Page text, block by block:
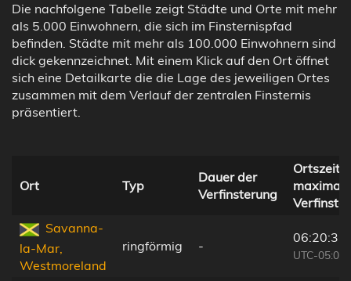
Die nachfolgene Tabelle zeigt Städte und Orte mit mehr
als 5.000 Einwohnern, die sich im Finsternispfad
befinden. Städte mit mehr als 100.000 Einwohnern sind
dick gekennzeichnet. Mit einem Klick auf den Ort öffnet
sich eine Detailkarte die die Lage des jeweiligen Ortes
zusammen mit dem Verlauf der zentralen Finsternis
präsentiert.
Ort Typ
Dauer der
Verfinsterung
Ortszeit
Savanna-
la-Mar,
Westmoreland
ringförmig -
06:20:35
UTC-05:07